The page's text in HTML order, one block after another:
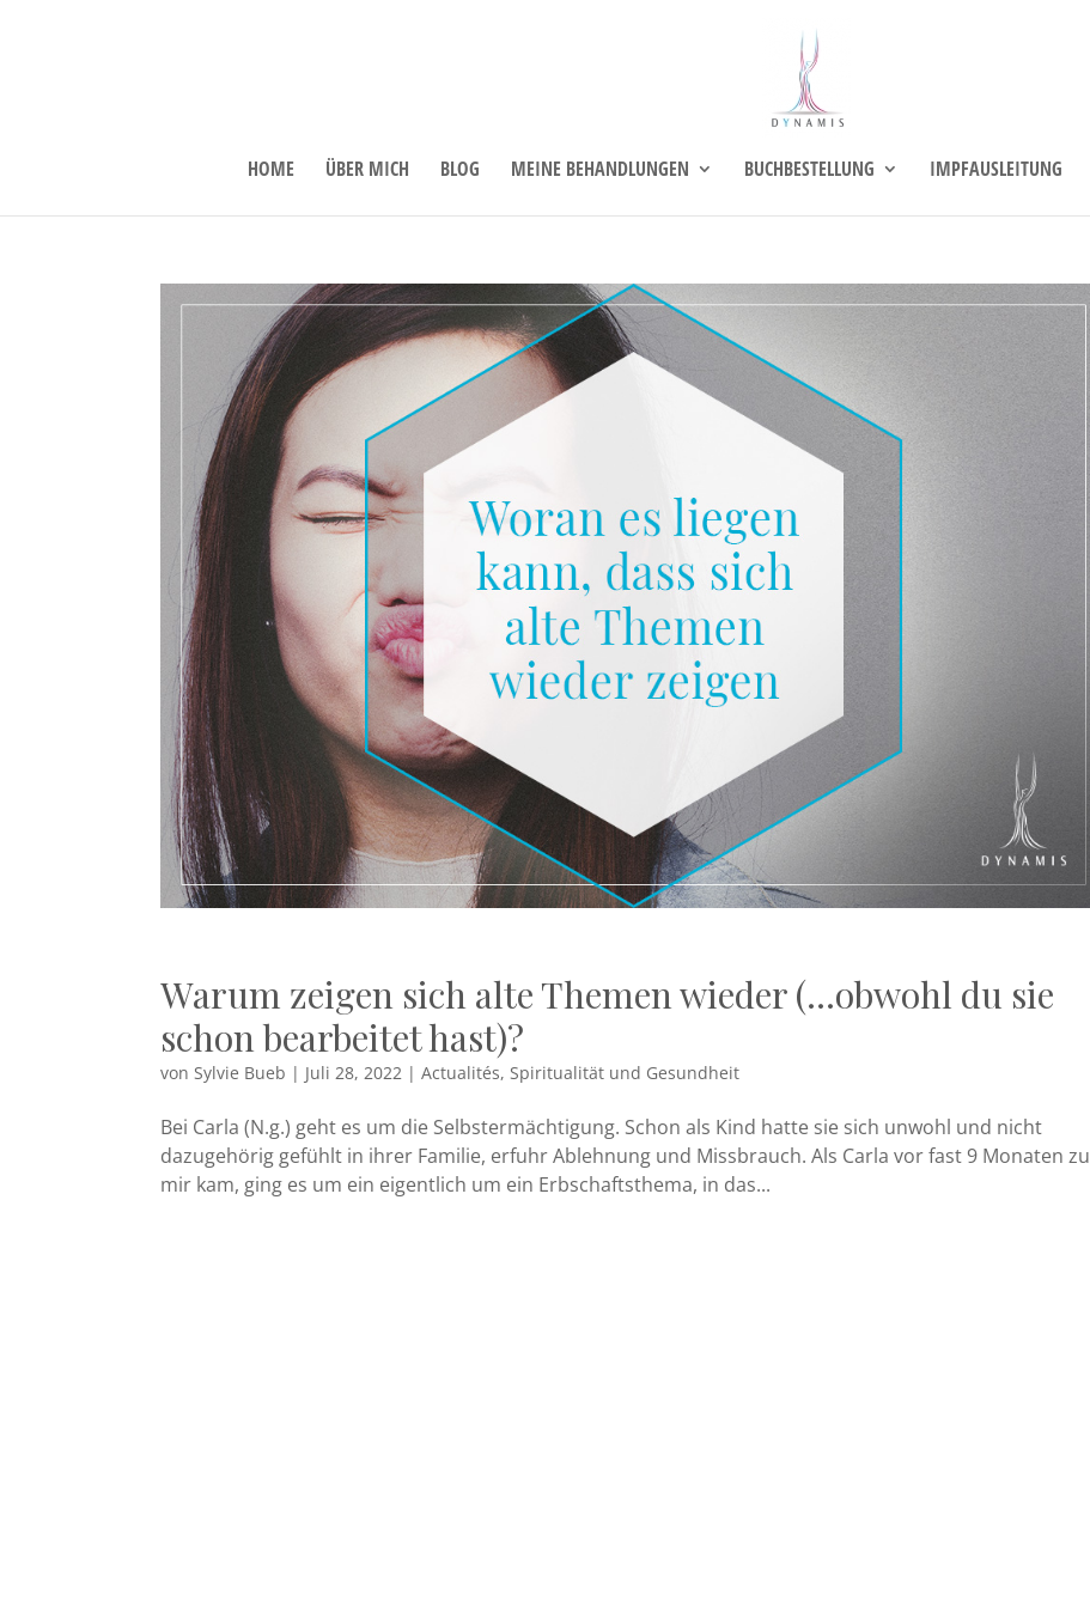
HOME ÜBER MICH BLOG MEINE BEHANDLUNGEN BUCHBESTELLUNG IMPFAUSLEITUNG
Warum zeigen sich alte Themen wieder (…obwohl du sie
schon bearbeitet hast)?
von Sylvie Bueb | Juli 28, 2022 |Actualités, Spiritualität und Gesundheit
Bei Carla (N.g.) geht es um die Selbstermächtigung. Schon als Kind hatte sie sich unwohl und nicht
dazugehörig gefühlt in ihrer Familie, erfuhr Ablehnung und Missbrauch. Als Carla vor fast 9 Monaten zu
mir kam, ging es um ein eigentlich um ein Erbschaftsthema, in das...